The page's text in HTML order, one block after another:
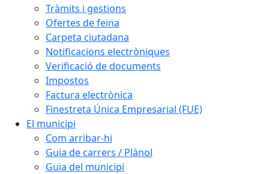
Tràmits i gestions
Ofertes de feina
Carpeta ciutadana
Notificacions electròniques
Verificació de documents
Impostos
Factura electrònica
Finestreta Única Empresarial (FUE)
El municipi
Com arribar-hi
Guia de carrers / Plànol
Guia del municipi